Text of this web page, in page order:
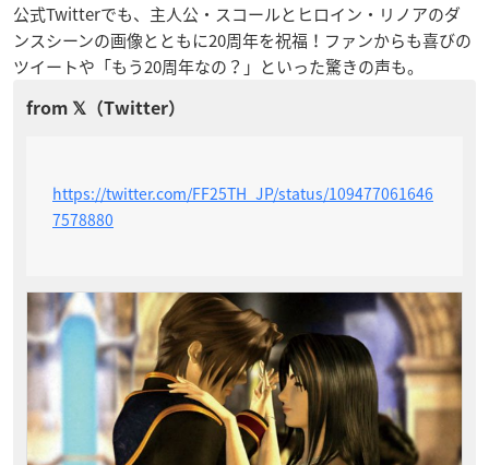
公式Twitterでも、主人公・スコールとヒロイン・リノアのダ
ンスシーンの画像とともに20周年を祝福！ファンからも喜びの
ツイートや「もう20周年なの？」といった驚きの声も。
https://twitter.com/FF25TH_JP/status/109477061646
7578880